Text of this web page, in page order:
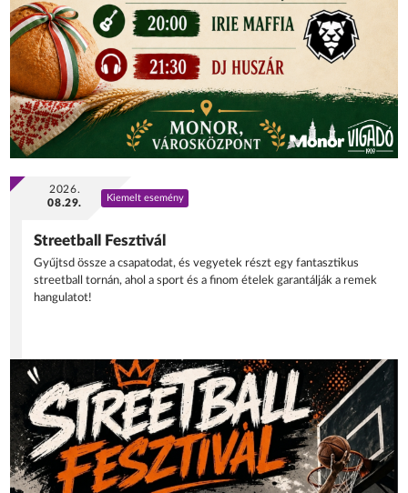
2026.
08.29.
Kiemelt esemény
Streetball Fesztivál
Gyűjtsd össze a csapatodat, és vegyetek részt egy fantasztikus
streetball tornán, ahol a sport és a finom ételek garantálják a remek
hangulatot!